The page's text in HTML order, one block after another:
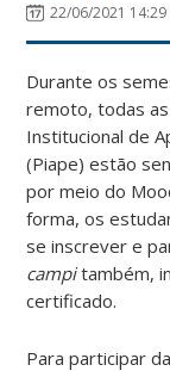
22/06/2021 14:29
Durante os
remoto, todas
Institucional de
(Piape) estão
por meio do
forma, os
se inscrever e
campitambém,
certificado.
Para participar